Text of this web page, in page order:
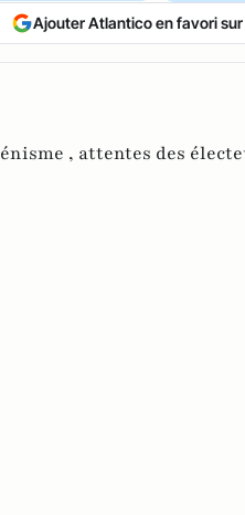
Ajouter Atlantico en favori sur
, attentes des